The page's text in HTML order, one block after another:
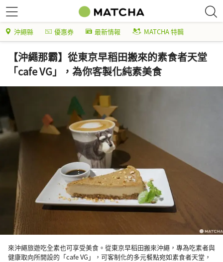
沖繩縣 優惠券 最新情報 MATCHA 特輯
【沖繩那霸】從東京早稻田搬來的素食者天堂
「cafe VG」，為你客製化純素美食
來沖繩旅遊吃全素也可享受美食。從東京早稻田搬來沖繩，專為吃素者與
健康取向所開設的「cafe VG」，可客制化的多元餐點宛如素食者天堂，